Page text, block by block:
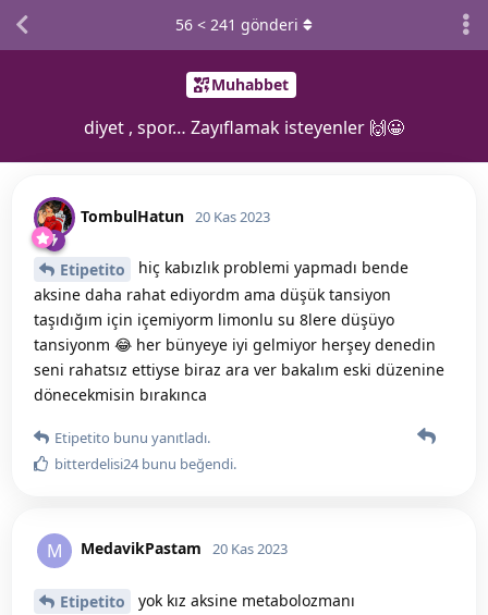
Muhabbet
diyet , spor… Zayıflamak isteyenler 🙌😀
56 < 241 gönderi
TombulHatun 20 Kas 2023
Etipetito
hiç kabızlık problemi yapmadı bende
aksine daha rahat ediyordm ama düşük tansiyon
taşıdığım için içemiyorm limonlu su 8lere düşüyo
tansiyonm 😂 her bünyeye iyi gelmiyor herşey denedin
seni rahatsız ettiyse biraz ara ver bakalım eski düzenine
dönecekmisin bırakınca
Etipetito bunu yanıtladı.
bitterdelisi24bunu beğendi.
M MedavikPastam 20 Kas 2023
Etipetito
yok kız aksine metabolozmanı